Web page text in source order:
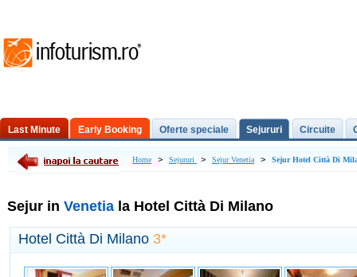
Last Minute Early Booking Oferte speciale Sejururi Circuite
Excursii de o zi Home > Sejururi > Sejur Venetia > Sejur Hotel Città Di
Sejur in Venetia la Hotel Città Di Milano
Hotel Città Di Milano 3*